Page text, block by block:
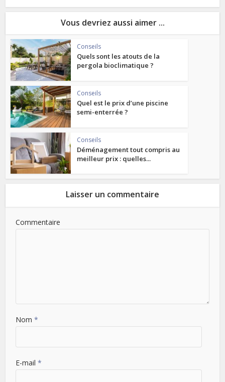
Vous devriez aussi aimer ...
Conseils
Quels sont les atouts de la
pergola bioclimatique ?
Conseils
Quel est le prix d’une piscine
semi-enterrée ?
Conseils
Déménagement tout compris au
meilleur prix : quelles...
Laisser un commentaire
Commentaire
Nom*
E-mail*